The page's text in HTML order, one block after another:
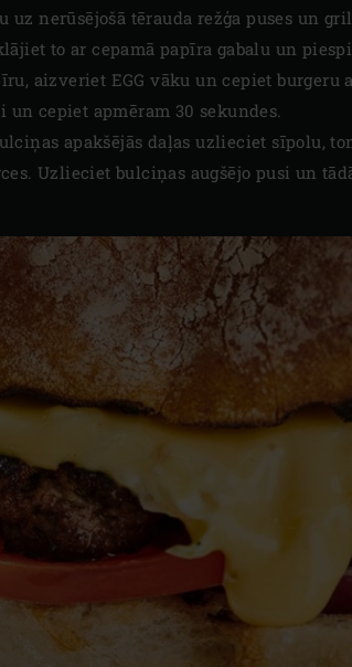
nerūsējošā tērauda režģa puses un
to ar cepamā papīra gabalu un
aizveriet EGG vāku un cepiet burgeru
cepiet apmēram 30 sekundes.
apakšējās daļas uzlieciet sīpolu,
Uzlieciet bulciņas augšējo pusi un